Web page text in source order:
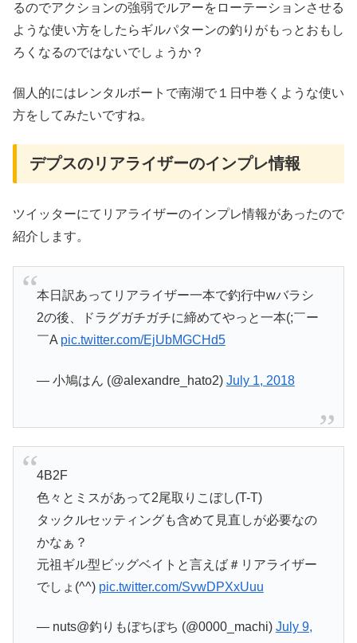
るのでアクションの強弱でルアーをローテーションさせる
ような使い方をしたらギルパターンの釣りがもっとおもし
ろくなるのではないでしょうか？
個人的にはレンタルボートで南湖で１日中巻くような使い
方をしてみたいですね。
デプスのリアライザーのインプレ情報
ツイッターにてリアライザーのインプレ情報があったので
紹介します。
本日訳あってリアライザー一本で釣行中wバラシ
2の後、ドラグガチガチに締めてやっと一本(;￣ー
￣A pic.twitter.com/EjUbMGCHd5
— 小鳩はん (@alexandre_hato2) July 1, 2018
4B2F
色々とミスがあって2尾取りこぼし(T-T)
タックルセッティングも含めて見直しが必要なの
かなぁ？
元祖ギル型ビッグベイトと言えば＃リアライザー
でしょ(^^) pic.twitter.com/SvwDPXxUuu
— nuts@釣りもぼちぼち (@0000_machi) July 9,